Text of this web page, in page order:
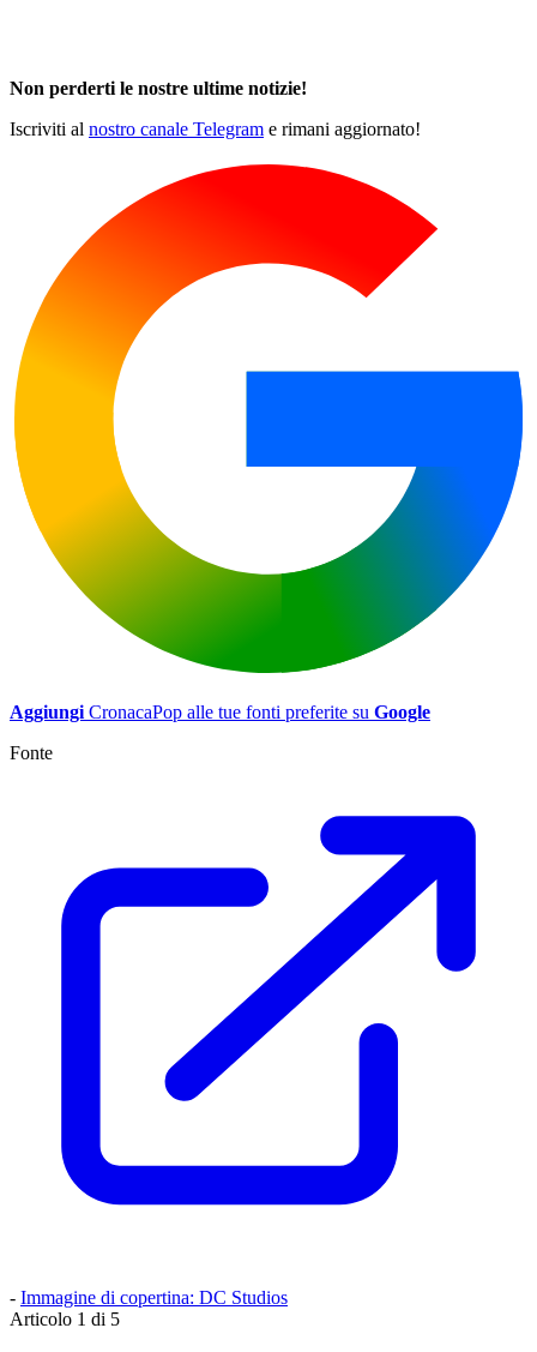
Non perderti le nostre ultime notizie!
Iscriviti al nostro canale Telegram e rimani aggiornato!
Aggiungi CronacaPop alle tue fonti preferite su Google
Fonte
- Immagine di copertina: DC Studios
Articolo 1 di 5